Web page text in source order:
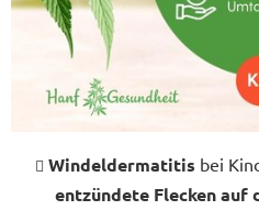
Windeldermatitis bei
entzündete Flecken auf